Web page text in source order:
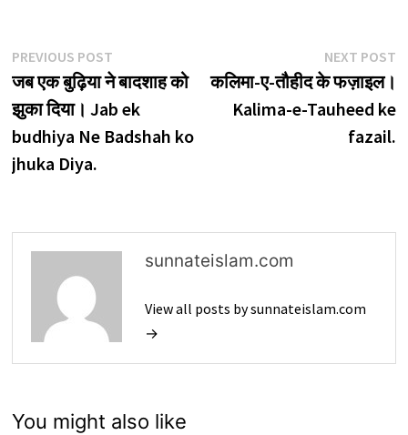
Post
navigation
PREVIOUS POSTPrevious
post:
जब एक बुढ़िया ने बादशाह को
झुका दिया। Jab ek
budhiya Ne Badshah ko
jhuka Diya.
NEXT POST
कलिमा-ए-तौहीद के फज़ाइल।
Kalima-e-Tauheed ke
fazail.
sunnateislam.com
View all posts by sunnateislam.com
→
You might also like